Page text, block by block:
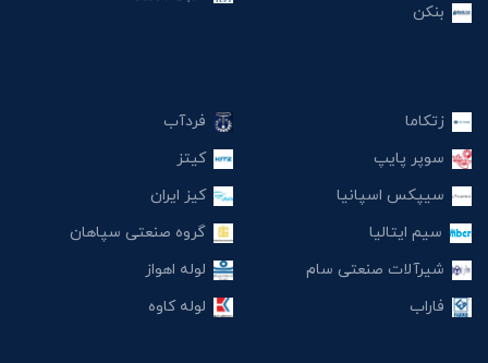
بنکن
زتکاما
سوپر پایپ
سیپکس اسپانیا
سیم ایتالیا
شیرآلات صنعتی سام
فاراب
فردآب
کیتز
کیز ایران
گروه صنعتی سپاهان
لوله اهواز
لوله کاوه